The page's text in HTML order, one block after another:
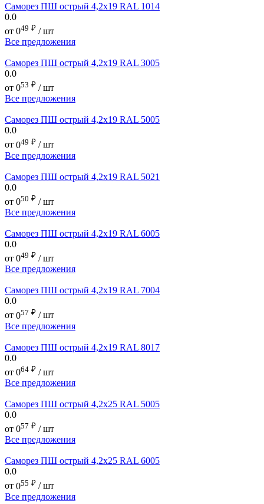
Саморез ПШ острый 4,2х19 RAL 1014
0.0
от 049 ₽ / шт
Все предложения
Саморез ПШ острый 4,2х19 RAL 3005
0.0
от 053 ₽ / шт
Все предложения
Саморез ПШ острый 4,2х19 RAL 5005
0.0
от 049 ₽ / шт
Все предложения
Саморез ПШ острый 4,2х19 RAL 5021
0.0
от 050 ₽ / шт
Все предложения
Саморез ПШ острый 4,2х19 RAL 6005
0.0
от 049 ₽ / шт
Все предложения
Саморез ПШ острый 4,2х19 RAL 7004
0.0
от 057 ₽ / шт
Все предложения
Саморез ПШ острый 4,2х19 RAL 8017
0.0
от 064 ₽ / шт
Все предложения
Саморез ПШ острый 4,2х25 RAL 5005
0.0
от 057 ₽ / шт
Все предложения
Саморез ПШ острый 4,2х25 RAL 6005
0.0
от 055 ₽ / шт
Все предложения